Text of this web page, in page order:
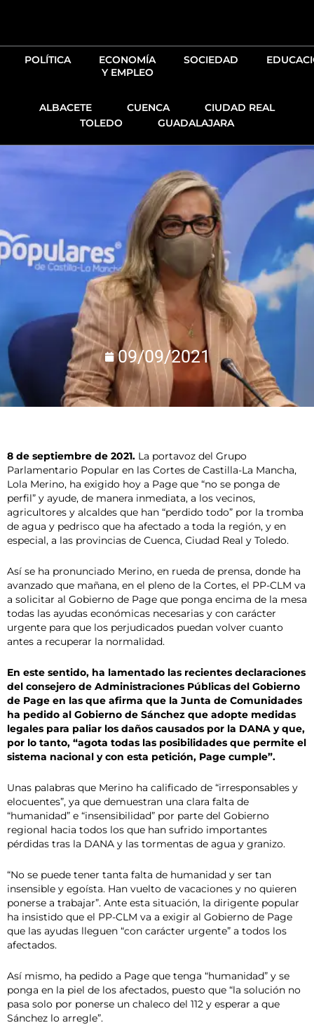
POLÍTICA
ECONOMÍA
Y EMPLEO
SOCIEDAD
ALBACETE CUENCA
CIUDAD REAL
TOLEDO
GUADALAJARA
09/09/2021
8 de septiembre de 2021. La portavoz del Grupo
Parlamentario Popular en las Cortes de Castilla-La Mancha,
Lola Merino, ha exigido hoy a Page que “no se ponga de
perfil” y ayude, de manera inmediata, a los vecinos,
agricultores y alcaldes que han “perdido todo” por la tromba
de agua y pedrisco que ha afectado a toda la región, y en
especial, a las provincias de Cuenca, Ciudad Real y Toledo.
Así se ha pronunciado Merino, en rueda de prensa, donde ha
avanzado que mañana, en el pleno de la Cortes, el PP-CLM va
a solicitar al Gobierno de Page que ponga encima de la mesa
todas las ayudas económicas necesarias y con carácter
urgente para que los perjudicados puedan volver cuanto
antes a recuperar la normalidad.
En este sentido, ha lamentado las recientes declaraciones
del consejero de Administraciones Públicas del Gobierno
de Page en las que afirma que la Junta de Comunidades
ha pedido al Gobierno de Sánchez que adopte medidas
legales para paliar los daños causados por la DANA y que,
por lo tanto, “agota todas las posibilidades que permite el
sistema nacional y con esta petición, Page cumple”.
Unas palabras que Merino ha calificado de “irresponsables y
elocuentes”, ya que demuestran una clara falta de
“humanidad” e “insensibilidad” por parte del Gobierno
regional hacia todos los que han sufrido importantes
pérdidas tras la DANA y las tormentas de agua y granizo.
“No se puede tener tanta falta de humanidad y ser tan
insensible y egoísta. Han vuelto de vacaciones y no quieren
ponerse a trabajar”. Ante esta situación, la dirigente popular
ha insistido que el PP-CLM va a exigir al Gobierno de Page
que las ayudas lleguen “con carácter urgente” a todos los
afectados.
Así mismo, ha pedido a Page que tenga “humanidad” y se
ponga en la piel de los afectados, puesto que “la solución no
pasa solo por ponerse un chaleco del 112 y esperar a que
Sánchez lo arregle”.